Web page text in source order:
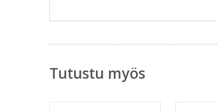
Tutustu myös